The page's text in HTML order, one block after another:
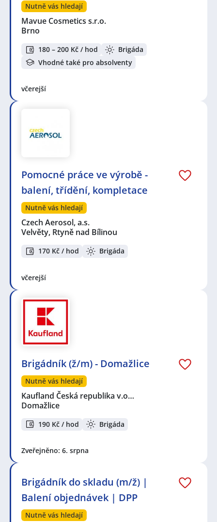
Nutně vás hledají
Mavue Cosmetics s.r.o.
Brno
180 – 200 Kč / hod
Brigáda
Vhodné také pro absolventy
včerejší
Pomocné práce ve výrobě -
balení, třídění, kompletace
Nutně vás hledají
Czech Aerosol, a.s.
Velvěty, Rtyně nad Bílinou
170 Kč / hod Brigáda
včerejší
Brigádník (ž/m) - Domažlice
Nutně vás hledají
Kaufland Česká republika v.o…
Domažlice
190 Kč / hod Brigáda
Zveřejněno: 6. srpna
Brigádník do skladu (m/ž) |
Balení objednávek | DPP
Nutně vás hledají